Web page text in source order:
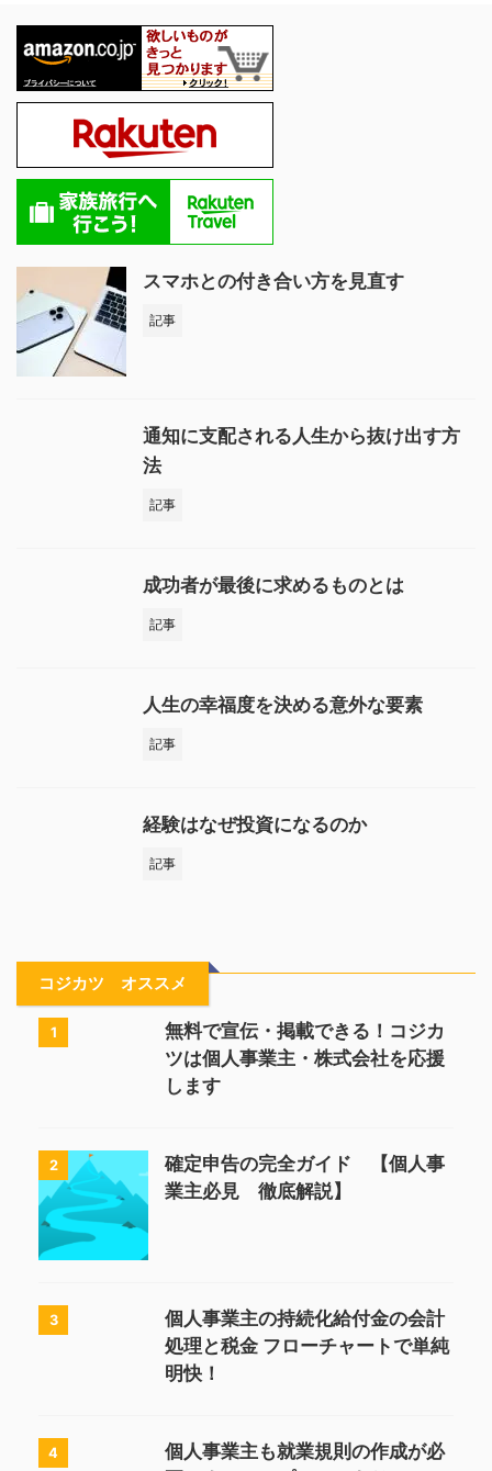
スマホとの付き合い方を見直す
記事
通知に支配される人生から抜け出す方
法
記事
成功者が最後に求めるものとは
記事
人生の幸福度を決める意外な要素
記事
経験はなぜ投資になるのか
記事
コジカツ オススメ
1
無料で宣伝・掲載できる！コジカ
ツは個人事業主・株式会社を応援
します
2
確定申告の完全ガイド 【個人事
業主必見 徹底解説】
3
個人事業主の持続化給付金の会計
処理と税金 フローチャートで単純
明快！
4
個人事業主も就業規則の作成が必